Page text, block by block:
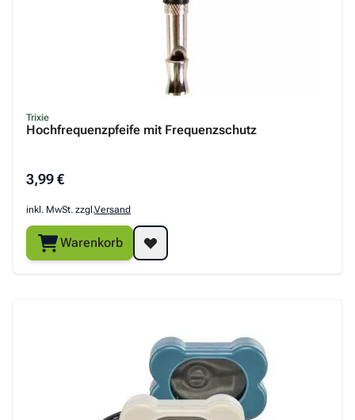
Trixie
Hochfrequenzpfeife mit Frequenzschutz
3,99 €
inkl. MwSt. zzgl.Versand
Warenkorb